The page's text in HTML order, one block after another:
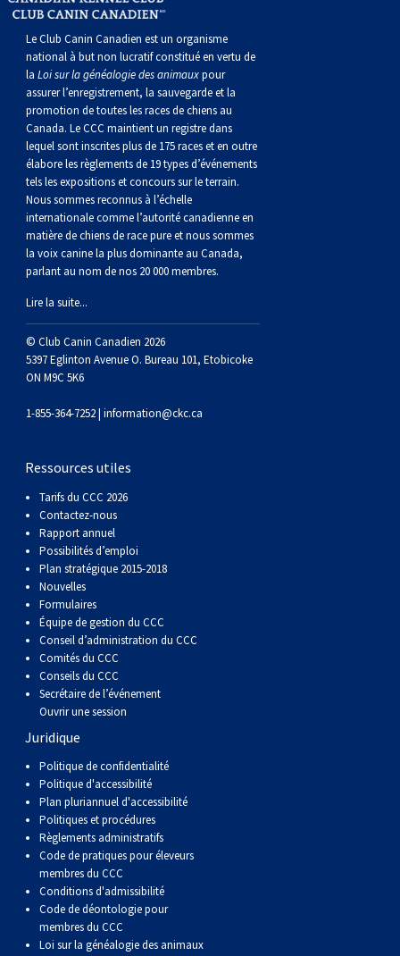
Spinone italiano
Vizsla à poil lisse
Vizsla à poil dur
Braque de Weimar
Schnauzer (géant)
Schnauzer (standard)
Husky sibérien
Saint Bernard
Dogue du Tibet
Laika de lakoutie
Le Club Canin Canadien est un organisme
national à but non lucratif constitué en vertu de
la Loi sur la généalogie des animauxpour
assurer l’enregistrement, la sauvegarde et la
promotion de toutes les races de chiens au
Canada. Le CCC maintient un registre dans
lequel sont inscrites plus de 175 races et en outre
élabore les règlements de 19 types d’événements
tels les expositions et concours sur le terrain.
Nous sommes reconnus à l’échelle
internationale comme l’autorité canadienne en
matière de chiens de race pure et nous sommes
la voix canine la plus dominante au Canada,
parlant au nom de nos 20 000 membres.
Lire la suite...
© Club Canin Canadien 2026
5397 Eglinton Avenue O. Bureau 101, Etobicoke
ON M9C 5K6
1-855-364-7252 | information@ckc.ca
Ressources utiles
Tarifs du CCC 2026
Contactez-nous
Rapport annuel
Possibilités d’emploi
Plan stratégique 2015-2018
Nouvelles
Formulaires
Équipe de gestion du CCC
Conseil d’administration du CCC
Comités du CCC
Conseils du CCC
Secrétaire de l’événement
Ouvrir une session
Juridique
Politique de confidentialité
Politique d'accessibilité
Plan pluriannuel d'accessibilité
Politiques et procédures
Règlements administratifs
Code de pratiques pour éleveurs
membres du CCC
Conditions d'admissibilité
Code de déontologie pour
membres du CCC
Loi sur la généalogie des animaux